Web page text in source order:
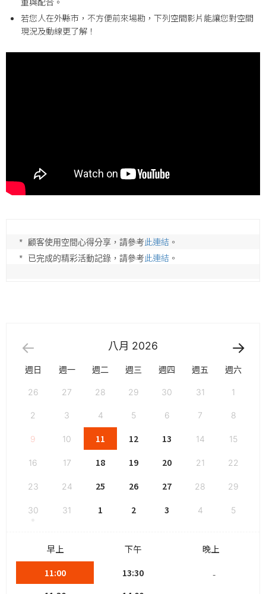
若您人在外縣市，不方便前來場勘，下列空間影片能讓您對空間
現況及動線更了解！
* 顧客使用空間心得分享，請參考此連結 。
* 已完成的精彩活動記錄，請參考此連結 。
八月 2026
週日 週一 週二 週三 週四 週五 週六
26 27 28 29 30 31 1
2 3 4 5 6 7 8
9 10 11 12 13 14 15
16 17 18 19 20 21 22
23 24 25 26 27 28 29
30 31 1 2 3 4 5
早上
11:00
下午
13:30
晚上
-